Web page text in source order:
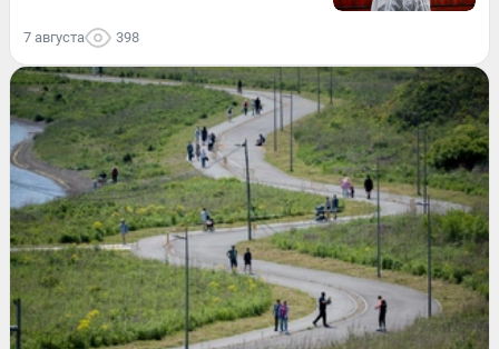
7 августа 398